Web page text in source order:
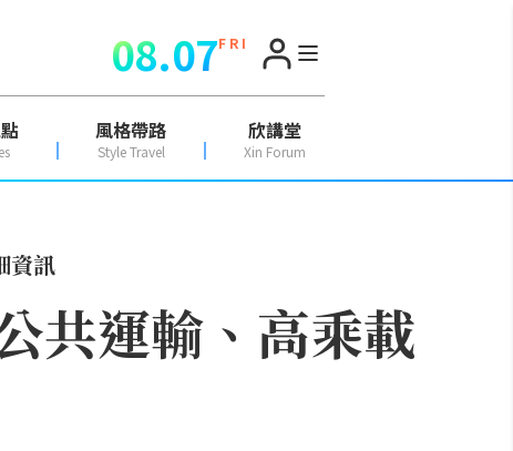
08.07F R I
風格帶路
Style Travel
欣講堂
Xin Forum
資訊
共運輸、高乘載